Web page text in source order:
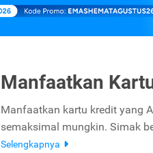
Manfaatkan
Manfaatkan kartu kredit yang
semaksimal mungkin. Simak
Selengkapnya